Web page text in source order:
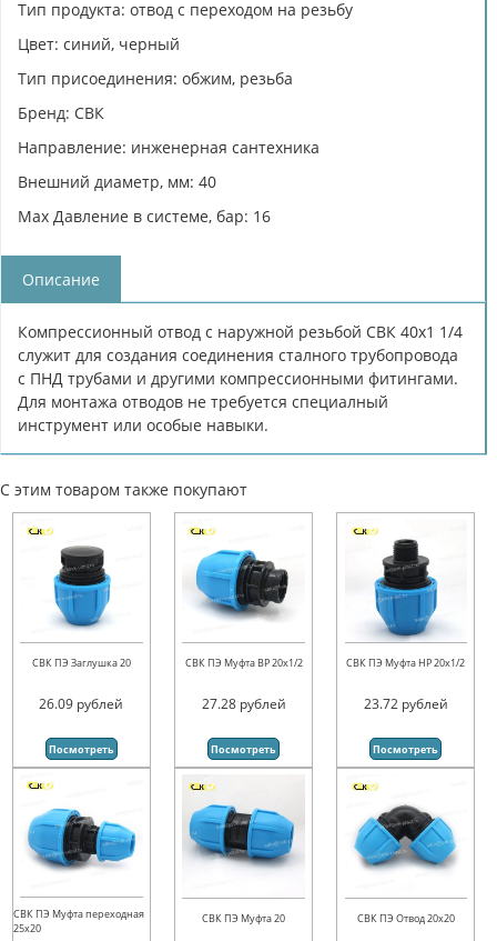
Тип продукта: отвод с переходом на резьбу
Цвет: синий, черный
Тип присоединения: обжим, резьба
Бренд: СВК
Направление: инженерная сантехника
Внешний диаметр, мм: 40
Max Давление в системе, бар: 16
Описание
Компрессионный отвод с наружной резьбой СВК 40х1 1/4
служит для создания соединения сталного трубопровода
с ПНД трубами и другими компрессионными фитингами.
Для монтажа отводов не требуется специалный
инструмент или особые навыки.
С этим товаром также покупают
СВК ПЭ Заглушка 20
26.09 рублей
Посмотреть
СВК ПЭ Муфта ВР 20х1/2
27.28 рублей
Посмотреть
СВК ПЭ Муфта НР 20х1/2
23.72 рублей
Посмотреть
СВК ПЭ Муфта переходная
25х20
СВК ПЭ Муфта 20 СВК ПЭ Отвод 20х20